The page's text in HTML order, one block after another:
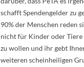
schafft Spendengelder zu
90% der Menschen reden
nicht für Kinder oder Tiere
zu wollen und ihr gebt
weiteren scheinheiligen